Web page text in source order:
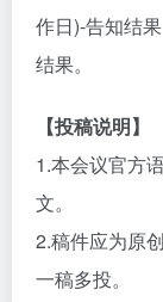
作日)-告知结
结果。
【投稿说明】
1.本会议官方
文。
2.稿件应为原
一稿多投。